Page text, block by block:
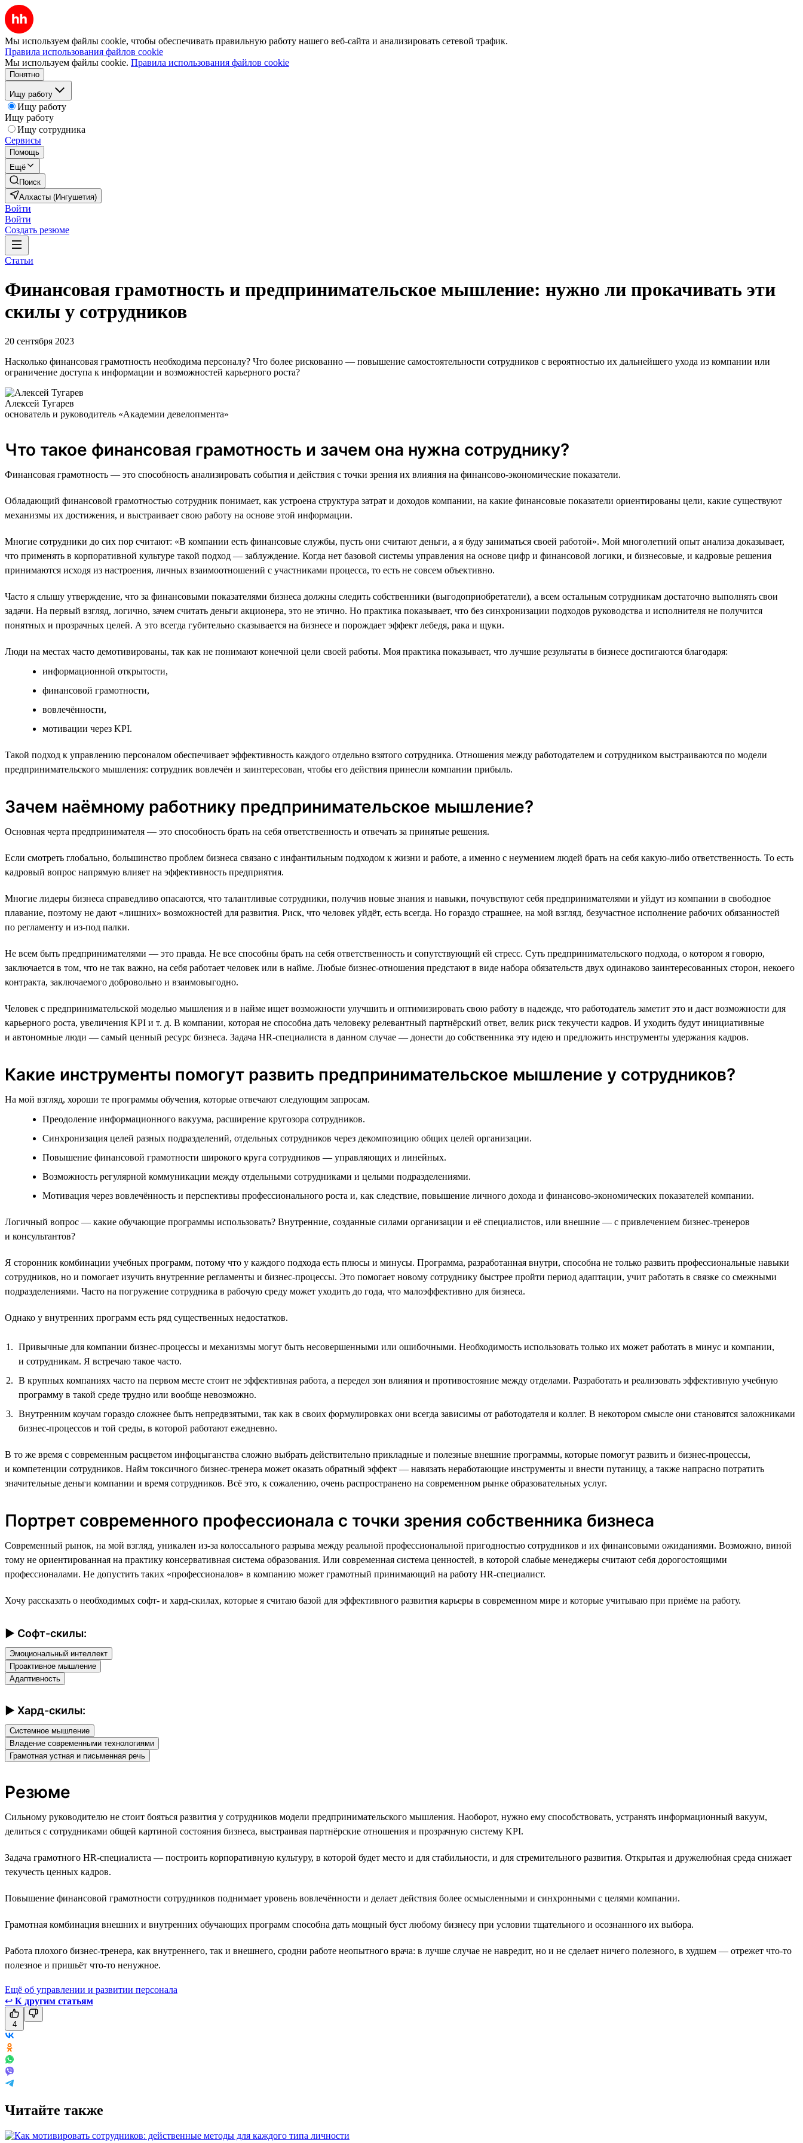
Мы используем файлы cookie, чтобы обеспечивать правильную работу нашего веб-сайта и анализировать сетевой трафик.
Правила использования файлов cookie
Мы используем файлы cookie. Правила использования файлов cookie
Понятно
Ищу работу
Ищу работу
Ищу работу
Ищу сотрудника
Сервисы
Помощь
Ещё
Поиск
Алхасты (Ингушетия)
Войти
Войти
Создать резюме
Статьи
Финансовая грамотность и предпринимательское мышление: нужно ли прокачивать эти
скилы у сотрудников
20 сентября 2023
Насколько финансовая грамотность необходима персоналу? Что более рискованно — повышение самостоятельности сотрудников с вероятностью их дальнейшего ухода из компании или
ограничение доступа к информации и возможностей карьерного роста?
Алексей Тугарев
основатель и руководитель «Академии девелопмента»
Что такое финансовая грамотность и зачем она нужна сотруднику?
Финансовая грамотность — это способность анализировать события и действия с точки зрения их влияния на финансово-экономические показатели.
Обладающий финансовой грамотностью сотрудник понимает, как устроена структура затрат и доходов компании, на какие финансовые показатели ориентированы цели, какие существуют
механизмы их достижения, и выстраивает свою работу на основе этой информации.
Многие сотрудники до сих пор считают: «В компании есть финансовые службы, пусть они считают деньги, а я буду заниматься своей работой». Мой многолетний опыт анализа доказывает,
что применять в корпоративной культуре такой подход — заблуждение. Когда нет базовой системы управления на основе цифр и финансовой логики, и бизнесовые, и кадровые решения
принимаются исходя из настроения, личных взаимоотношений с участниками процесса, то есть не совсем объективно.
Часто я слышу утверждение, что за финансовыми показателями бизнеса должны следить собственники (выгодоприобретатели), а всем остальным сотрудникам достаточно выполнять свои
задачи. На первый взгляд, логично, зачем считать деньги акционера, это не этично. Но практика показывает, что без синхронизации подходов руководства и исполнителя не получится
понятных и прозрачных целей. А это всегда губительно сказывается на бизнесе и порождает эффект лебедя, рака и щуки.
Люди на местах часто демотивированы, так как не понимают конечной цели своей работы. Моя практика показывает, что лучшие результаты в бизнесе достигаются благодаря:
информационной открытости,
финансовой грамотности,
вовлечённости,
мотивации через KPI.
Такой подход к управлению персоналом обеспечивает эффективность каждого отдельно взятого сотрудника. Отношения между работодателем и сотрудником выстраиваются по модели
предпринимательского мышления: сотрудник вовлечён и заинтересован, чтобы его действия принесли компании прибыль.
Зачем наёмному работнику предпринимательское мышление?
Основная черта предпринимателя — это способность брать на себя ответственность и отвечать за принятые решения.
Если смотреть глобально, большинство проблем бизнеса связано с инфантильным подходом к жизни и работе, а именно с неумением людей брать на себя какую-либо ответственность. То есть
кадровый вопрос напрямую влияет на эффективность предприятия.
Многие лидеры бизнеса справедливо опасаются, что талантливые сотрудники, получив новые знания и навыки, почувствуют себя предпринимателями и уйдут из компании в свободное
плавание, поэтому не дают «лишних» возможностей для развития. Риск, что человек уйдёт, есть всегда. Но гораздо страшнее, на мой взгляд, безучастное исполнение рабочих обязанностей
по регламенту и из-под палки.
Не всем быть предпринимателями — это правда. Не все способны брать на себя ответственность и сопутствующий ей стресс. Суть предпринимательского подхода, о котором я говорю,
заключается в том, что не так важно, на себя работает человек или в найме. Любые бизнес-отношения предстают в виде набора обязательств двух одинаково заинтересованных сторон, некоего
контракта, заключаемого добровольно и взаимовыгодно.
Человек с предпринимательской моделью мышления и в найме ищет возможности улучшить и оптимизировать свою работу в надежде, что работодатель заметит это и даст возможности для
карьерного роста, увеличения KPI и т. д. В компании, которая не способна дать человеку релевантный партнёрский ответ, велик риск текучести кадров. И уходить будут инициативные
и автономные люди — самый ценный ресурс бизнеса. Задача HR-специалиста в данном случае — донести до собственника эту идею и предложить инструменты удержания кадров.
Какие инструменты помогут развить предпринимательское мышление у сотрудников?
На мой взгляд, хороши те программы обучения, которые отвечают следующим запросам.
Преодоление информационного вакуума, расширение кругозора сотрудников.
Синхронизация целей разных подразделений, отдельных сотрудников через декомпозицию общих целей организации.
Повышение финансовой грамотности широкого круга сотрудников — управляющих и линейных.
Возможность регулярной коммуникации между отдельными сотрудниками и целыми подразделениями.
Мотивация через вовлечённость и перспективы профессионального роста и, как следствие, повышение личного дохода и финансово-экономических показателей компании.
Логичный вопрос — какие обучающие программы использовать? Внутренние, созданные силами организации и её специалистов, или внешние — с привлечением бизнес-тренеров
и консультантов?
Я сторонник комбинации учебных программ, потому что у каждого подхода есть плюсы и минусы. Программа, разработанная внутри, способна не только развить профессиональные навыки
сотрудников, но и помогает изучить внутренние регламенты и бизнес-процессы. Это помогает новому сотруднику быстрее пройти период адаптации, учит работать в связке со смежными
подразделениями. Часто на погружение сотрудника в рабочую среду может уходить до года, что малоэффективно для бизнеса.
Однако у внутренних программ есть ряд существенных недостатков.
Привычные для компании бизнес-процессы и механизмы могут быть несовершенными или ошибочными. Необходимость использовать только их может работать в минус и компании,
и сотрудникам. Я встречаю такое часто.
В крупных компаниях часто на первом месте стоит не эффективная работа, а передел зон влияния и противостояние между отделами. Разработать и реализовать эффективную учебную
программу в такой среде трудно или вообще невозможно.
Внутренним коучам гораздо сложнее быть непредвзятыми, так как в своих формулировках они всегда зависимы от работодателя и коллег. В некотором смысле они становятся заложниками
бизнес-процессов и той среды, в которой работают ежедневно.
В то же время с современным расцветом инфоцыганства сложно выбрать действительно прикладные и полезные внешние программы, которые помогут развить и бизнес-процессы,
и компетенции сотрудников. Найм токсичного бизнес-тренера может оказать обратный эффект — навязать неработающие инструменты и внести путаницу, а также напрасно потратить
значительные деньги компании и время сотрудников. Всё это, к сожалению, очень распространено на современном рынке образовательных услуг.
Портрет современного профессионала с точки зрения собственника бизнеса
Современный рынок, на мой взгляд, уникален из-за колоссального разрыва между реальной профессиональной пригодностью сотрудников и их финансовыми ожиданиями. Возможно, виной
тому не ориентированная на практику консервативная система образования. Или современная система ценностей, в которой слабые менеджеры считают себя дорогостоящими
профессионалами. Не допустить таких «профессионалов» в компанию может грамотный принимающий на работу HR-специалист.
Хочу рассказать о необходимых софт- и хард-скилах, которые я считаю базой для эффективного развития карьеры в современном мире и которые учитываю при приёме на работу.
► Софт-скилы:
Эмоциональный интеллект
Проактивное мышление
Адаптивность
► Хард-скилы:
Системное мышление
Владение современными технологиями
Грамотная устная и письменная речь
Резюме
Сильному руководителю не стоит бояться развития у сотрудников модели предпринимательского мышления. Наоборот, нужно ему способствовать, устранять информационный вакуум,
делиться с сотрудниками общей картиной состояния бизнеса, выстраивая партнёрские отношения и прозрачную систему KPI.
Задача грамотного HR-специалиста — построить корпоративную культуру, в которой будет место и для стабильности, и для стремительного развития. Открытая и дружелюбная среда снижает
текучесть ценных кадров.
Повышение финансовой грамотности сотрудников поднимает уровень вовлечённости и делает действия более осмысленными и синхронными с целями компании.
Грамотная комбинация внешних и внутренних обучающих программ способна дать мощный буст любому бизнесу при условии тщательного и осознанного их выбора.
Работа плохого бизнес-тренера, как внутреннего, так и внешнего, сродни работе неопытного врача: в лучше случае не навредит, но и не сделает ничего полезного, в худшем — отрежет что-то
полезное и пришьёт что-то ненужное.
Ещё об управлении и развитии персонала
↩ К другим статьям
4
Читайте также